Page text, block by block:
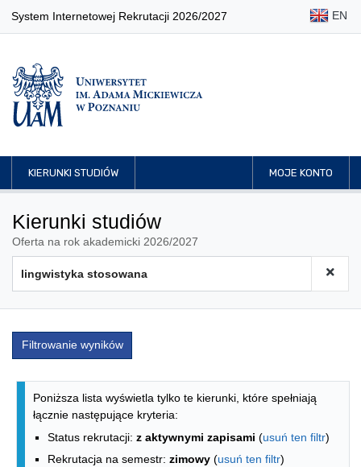
System Internetowej Rekrutacji 2026/2027 EN
KIERUNKI STUDIÓW MOJE KONTO
Kierunki studiów
Oferta na rok akademicki 2026/2027
Filtrowanie wyników
Lista kierunków - indeks alfabetyczny
Poniższa lista wyświetla tylko te kierunki, które spełniają
łącznie następujące kryteria:
Status rekrutacji: z aktywnymi zapisami (usuń ten filtr)
Rekrutacja na semestr: zimowy (usuń ten filtr)